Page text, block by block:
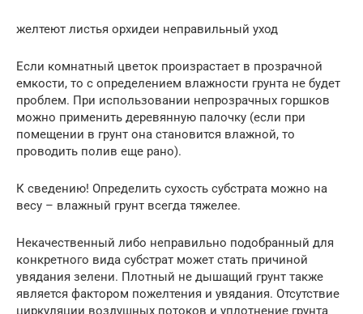
желтеют листья орхидеи неправильный уход
Если комнатный цветок произрастает в прозрачной
емкости, то с определением влажности грунта не будет
проблем. При использовании непрозрачных горшков
можно применить деревянную палочку (если при
помещении в грунт она становится влажной, то
проводить полив еще рано).
К сведению! Определить сухость субстрата можно на
весу – влажный грунт всегда тяжелее.
Некачественный либо неправильно подобранный для
конкретного вида субстрат может стать причиной
увядания зелени. Плотный не дышащий грунт также
является фактором пожелтения и увядания. Отсутствие
циркуляции воздушных потоков и уплотнение грунта